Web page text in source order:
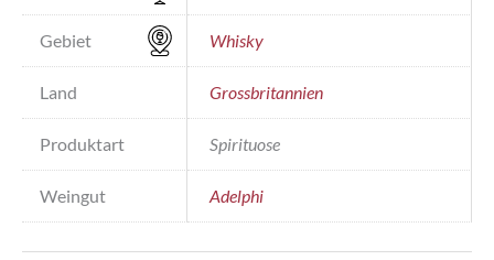
Gebiet Whisky
Land Grossbritannien
Produktart Spirituose
Weingut Adelphi